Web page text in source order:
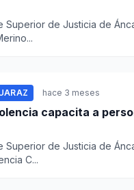
Superior de Justicia de
hace 3 meses
capacita a
Superior de Justicia de
C...